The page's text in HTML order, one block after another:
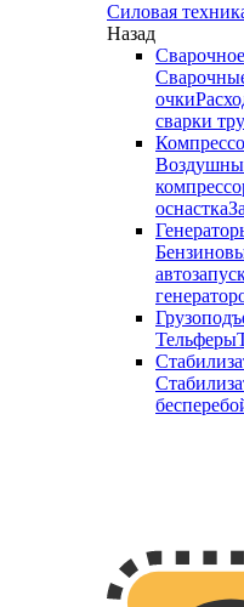
Силовая
Назад
очки
сварки
оснастка
Тельферы